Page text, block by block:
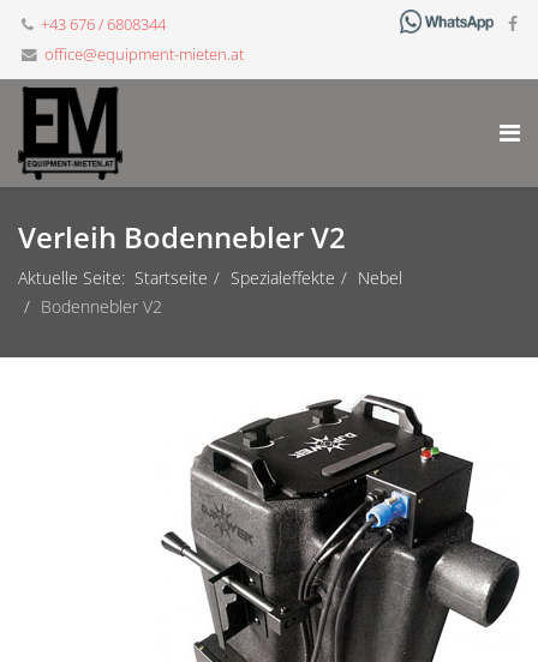
+43 676 / 6808344
office@equipment-mieten.at
Verleih Bodennebler V2
Aktuelle Seite: Startseite Spezialeffekte
Nebel
Bodennebler V2